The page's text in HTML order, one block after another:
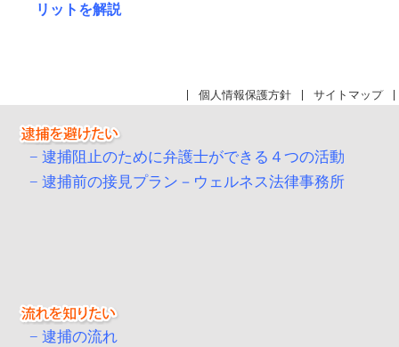
リットを解説
個人情報保護方針 サイトマップ
逮捕阻止のために弁護士ができる４つの活動
逮捕前の接見プラン－ウェルネス法律事務所
逮捕の流れ